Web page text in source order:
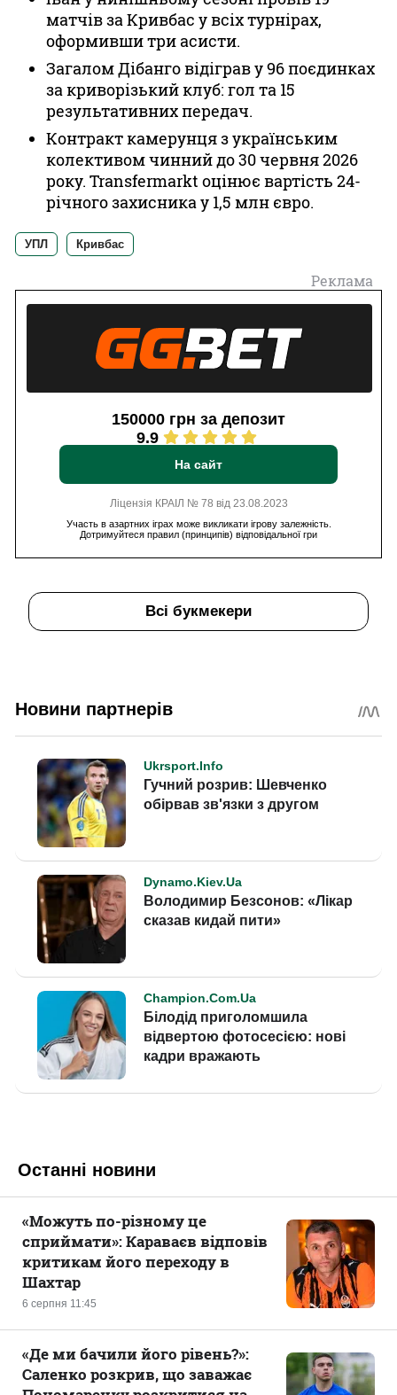
матчів за Кривбас у всіх турнірах,
оформивши три асисти.
Загалом Дібанго відіграв у 96 поєдинках
за криворізький клуб: гол та 15
результативних передач.
Контракт камерунця з українським
колективом чинний до 30 червня 2026
року. Transfermarkt оцінює вартість 24-
річного захисника у 1,5 млн євро.
УПЛ Кривбас
Реклама
150000 грн за депозит
9.9
На сайт
Ліцензія КРАІЛ № 78 від 23.08.2023
Участь в азартних іграх може викликати ігрову залежність.
Дотримуйтеся правил (принципів) відповідальної гри
Всі букмекери
Останні новини
6 серпня 11:45
«Можуть по-різному це
сприймати»: Караваєв відповів
критикам його переходу в
Шахтар
«Де ми бачили його рівень?»:
Саленко розкрив, що заважає